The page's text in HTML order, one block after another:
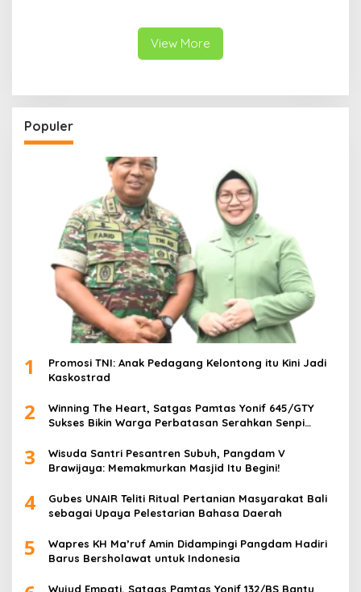
View More
Populer
1
Promosi TNI: Anak Pedagang Kelontong itu Kini Jadi
Kaskostrad
2
Winning The Heart, Satgas Pamtas Yonif 645/GTY
Sukses Bikin Warga Perbatasan Serahkan Senpi
3
Wisuda Santri Pesantren Subuh, Pangdam V
Brawijaya: Memakmurkan Masjid Itu Begini!
4
Gubes UNAIR Teliti Ritual Pertanian Masyarakat Bali
sebagai Upaya Pelestarian Bahasa Daerah
5
Wapres KH Ma’ruf Amin Didampingi Pangdam Hadiri
Barus Bersholawat untuk Indonesia
Wujud Empati, Satgas Pamtas Yonif 132/BS Bantu